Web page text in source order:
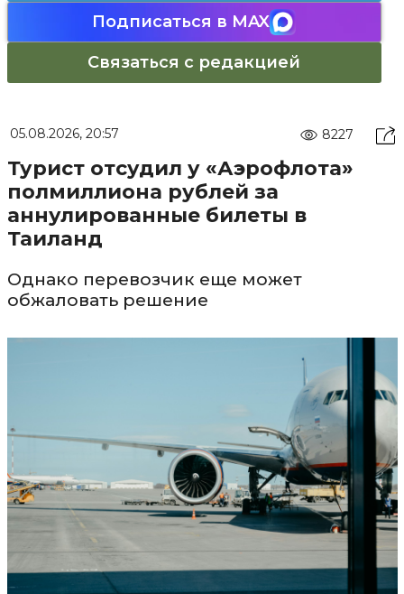
Подписаться в MAX
Связаться с редакцией
05.08.2026, 20:57 8227
Турист отсудил у «Аэрофлота»
полмиллиона рублей за
аннулированные билеты в
Таиланд
Однако перевозчик еще может
обжаловать решение